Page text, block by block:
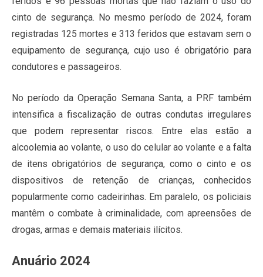
cinto de segurança. No mesmo período de 2024, foram
registradas 125 mortes e 313 feridos que estavam sem o
equipamento de segurança, cujo uso é obrigatório para
condutores e passageiros.
No período da Operação Semana Santa, a PRF também
intensifica a fiscalização de outras condutas irregulares
que podem representar riscos. Entre elas estão a
alcoolemia ao volante, o uso do celular ao volante e a falta
de itens obrigatórios de segurança, como o cinto e os
dispositivos de retenção de crianças, conhecidos
popularmente como cadeirinhas. Em paralelo, os policiais
mantêm o combate à criminalidade, com apreensões de
drogas, armas e demais materiais ilícitos.
Anuário 2024